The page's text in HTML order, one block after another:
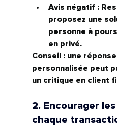
Avis négatif :
proposez une
personne à
en privé.
Conseil : une
personnalisée peut
un critique en client
2. Encourager
chaque